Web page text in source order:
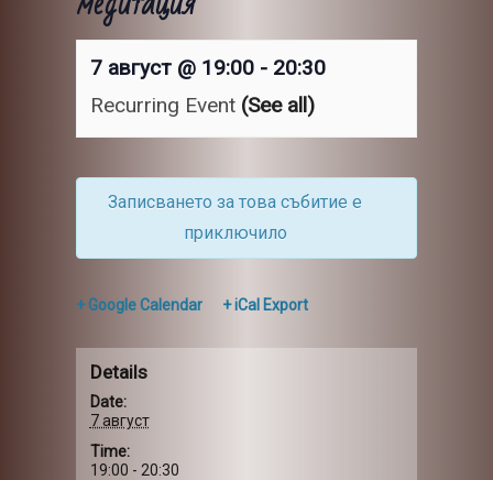
7 август @ 19:00 - 20:30
Recurring Event (See all)
Записването за това събитие е
приключило
+ Google Calendar + iCal Export
Details
Date:
7 август
Time:
19:00 - 20:30